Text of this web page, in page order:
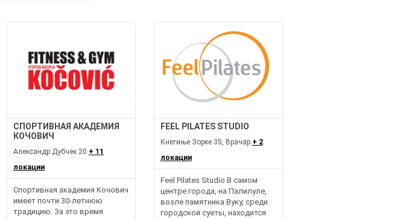
СПОРТИВНАЯ АКАДЕМИЯ
КОЧОВИЧ
Александр Дубчек 20 + 11
локации
Спортивная академия Кочович
имеет почти 30-летнюю
традицию. За это время
FEEL PILATES STUDIO
Кнегиње Зорке 35, Врачар + 2
локации
Feel Pilates Studio В самом
центре города, на Палилуле,
возле памятника Вуку, среди
городской суеты, находится